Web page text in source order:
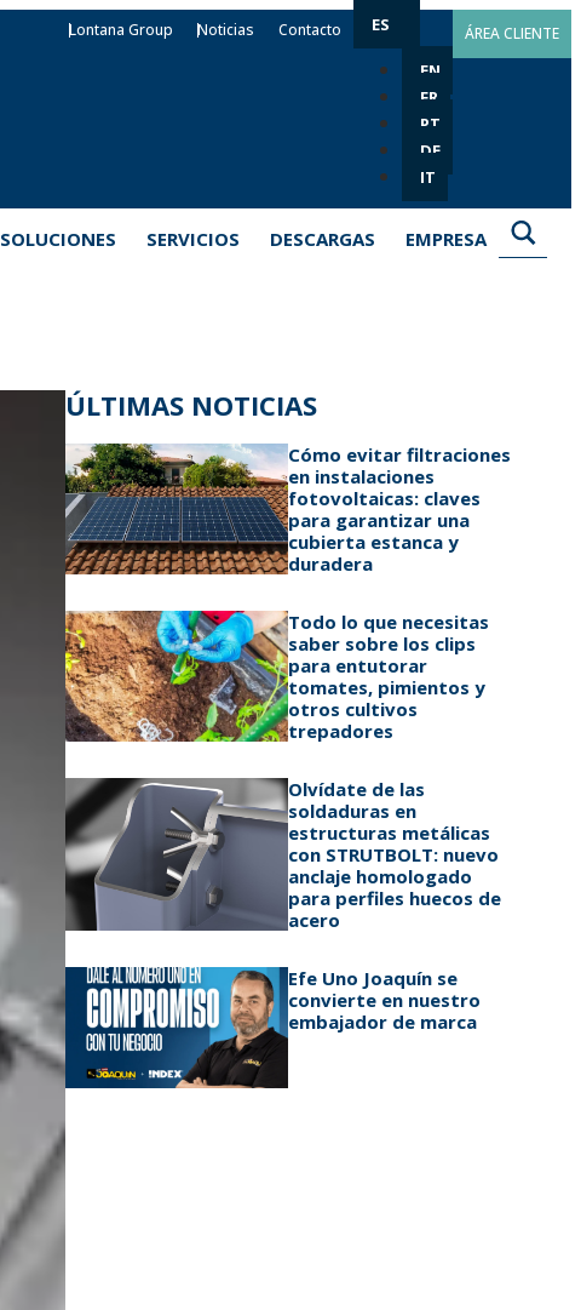
Lontana Group Noticias Contacto ES
EN
FR
PT
DE
IT
ÁREA CLIENTE
SOLUCIONES SERVICIOS DESCARGAS EMPRESA
ÚLTIMAS NOTICIAS
Cómo evitar filtraciones
en instalaciones
fotovoltaicas: claves
para garantizar una
cubierta estanca y
duradera
Todo lo que necesitas
saber sobre los clips
para entutorar
tomates, pimientos y
otros cultivos
trepadores
Olvídate de las
soldaduras en
estructuras metálicas
con STRUTBOLT: nuevo
anclaje homologado
para perfiles huecos de
acero
Efe Uno Joaquín se
convierte en nuestro
embajador de marca